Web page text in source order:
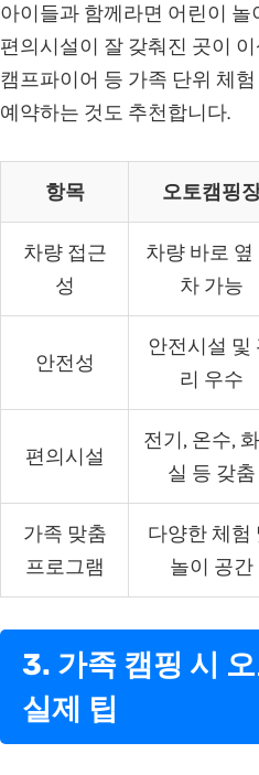
아이들과 함께라면 어린이
편의시설이 잘 갖춰진 곳이
캠프파이어 등 가족 단위 체
예약하는 것도 추천합니다.
항목 오토캠핑
차량 접근
성
차량 바로 옆
차 가능
안전성
안전시설 및
리 우수
편의시설
전기, 온수,
실 등 갖춤
가족 맞춤
프로그램
다양한 체험
놀이 공간
3. 가족 캠핑 시
실제 팁